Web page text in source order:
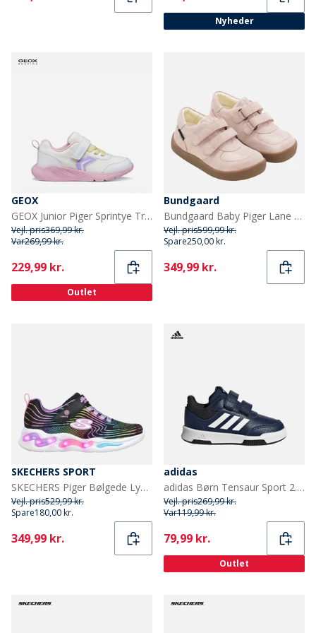
Nyheder
GEOX
GEOX Junior Piger Sprintye Træningssko Hvid/Pink
Vejl. pris369,99 kr.
Var269,99 kr.
Current
229,99 kr.
Outlet
Bundgaard
Bundgaard Baby Piger Lane Vandtætte Sko Old Rose Glitter
Vejl. pris599,99 kr.
Spare250,00 kr.
Current
349,99 kr.
SKECHERS SPORT
SKECHERS Piger Bølgede Lys Sneakers Sort
Vejl. pris529,99 kr.
Spare180,00 kr.
Current
349,99 kr.
adidas
adidas Børn Tensaur Sport 2.0 Træningssko Dark Blue/Footwear White/Core Black
Vejl. pris269,99 kr.
Var119,99 kr.
Current
79,99 kr.
Outlet